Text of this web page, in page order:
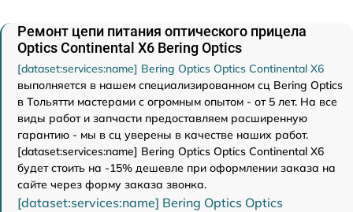
Ремонт цепи питания оптического прицела
Optics Continental X6 Bering Optics
[dataset:services:name] Bering Optics Optics Continental X6
выполняется в нашем специализированном сц Bering Optics
в Тольятти мастерами с огромным опытом - от 5 лет. На все
виды работ и запчасти предоставляем расширенную
гарантию - мы в сц уверены в качестве наших работ.
[dataset:services:name] Bering Optics Optics Continental X6
будет стоить на -15% дешевле при оформлении заказа на
сайте через форму заказа звонка.
[dataset:services:name] Bering Optics Optics